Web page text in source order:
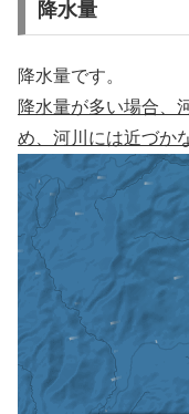
降水量
降水量です。
降水量が多い場合、
め、河川には近づか